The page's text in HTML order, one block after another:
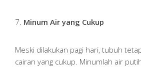
7. Minum Air yang Cukup
Meski dilakukan pagi hari, tubuh
cairan yang cukup. Minumlah air